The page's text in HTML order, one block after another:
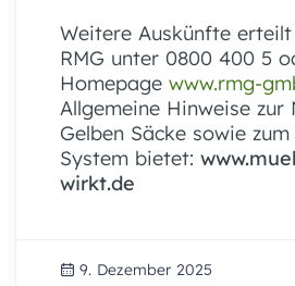
Weitere Auskünfte
RMG unter 0800 400 5
Homepage www.rmg-
Allgemeine Hinweise zur
Gelben Säcke sowie
System bietet:
wirkt.de
9. Dezember 2025